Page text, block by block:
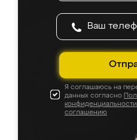
Я соглашаюсь на
данных согласно
конфиденциальности
соглашению